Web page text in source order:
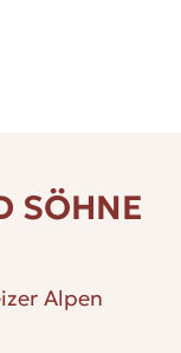
SÖHNE
Alpen